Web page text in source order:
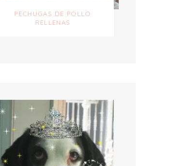
PECHUGAS DE POLLO
RELLENAS